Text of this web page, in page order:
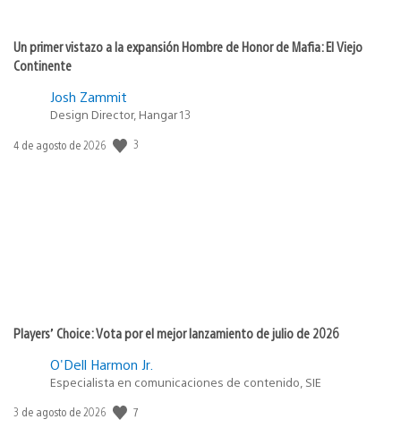
Un primer vistazo a la expansión Hombre de Honor de Mafia: El Viejo
Continente
Josh Zammit
Design Director, Hangar 13
Fecha
4 de agosto de 2026 3
Players’ Choice: Vota por el mejor lanzamiento de julio de 2026
O'Dell Harmon Jr.
Especialista en comunicaciones de contenido, SIE
Fecha
3 de agosto de 2026 7